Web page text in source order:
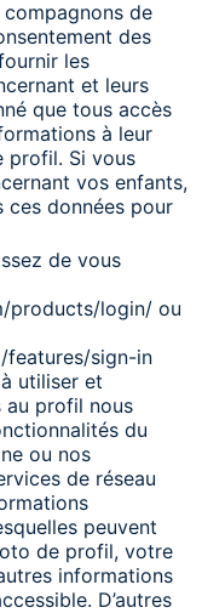
de
des
les
et leurs
que tous accès
à leur
profil. Si vous
vos enfants,
données pour
de vous
products/login/ ou
features/sign-in
utiliser et
au profil nous
du
ou nos
de réseau
peuvent
de profil, votre
informations
D’autres